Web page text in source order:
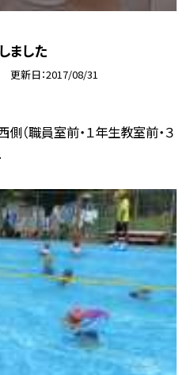
ました
更新日 2017/08/31
（職員室前・１年生教室前・３